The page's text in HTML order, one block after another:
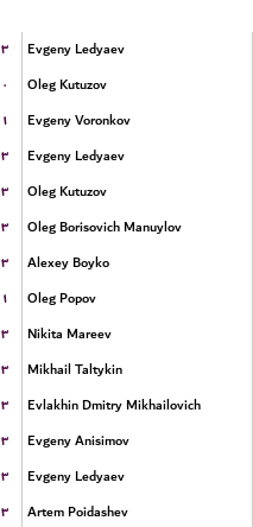
۳
Evgeny Ledyaev
۰
Oleg Kutuzov
۱
Evgeny Voronkov
۳
Evgeny Ledyaev
۳
Oleg Kutuzov
۳
Oleg Borisovich Manuylov
۳
Alexey Boyko
۱
Oleg Popov
۳
Nikita Mareev
۳
Mikhail Taltykin
۳
Evlakhin Dmitry Mikhailovich
۳
Evgeny Anisimov
۳
Evgeny Ledyaev
۳
Artem Poidashev